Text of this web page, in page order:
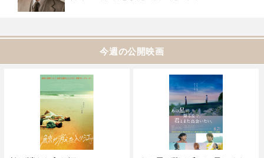
今週の公開映画